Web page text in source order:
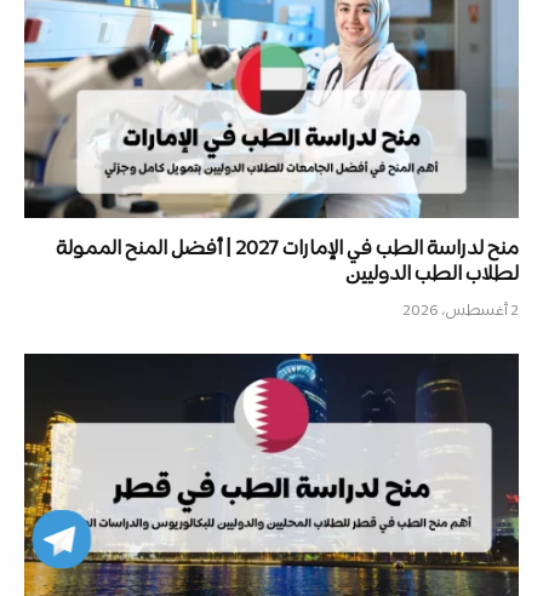
منح لدراسة الطب في الإمارات 2027 | أفضل المنح الممولة
لطلاب الطب الدوليين
2 أغسطس، 2026